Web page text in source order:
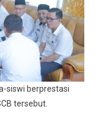
siswi berprestasi
tersebut.